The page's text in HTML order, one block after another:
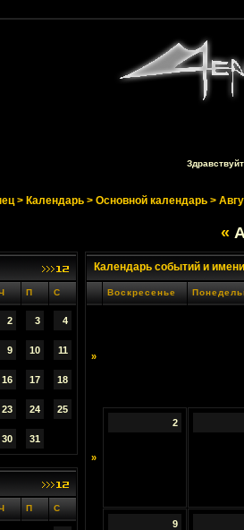
> Календарь> Основной календарь>
«
П С
2 3 4
9 10 11
16 17 18
23 24 25
30 31
П С
Календарь событий и
Воскресенье
»
»
2
9